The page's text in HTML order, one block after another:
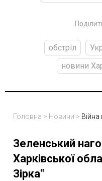
обстріл
новини
Головна > Новини > Війна
Зеленський
Харківської
Зірка"